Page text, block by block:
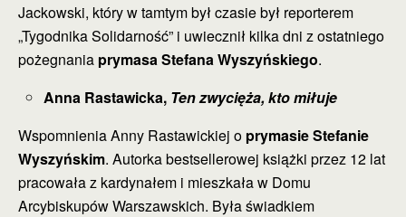
Jackowski, który w tamtym był czasie był reporterem
„Tygodnika Solidarność” i uwiecznił kilka dni z ostatniego
pożegnania prymasa Stefana Wyszyńskiego.
Anna Rastawicka, Ten zwycięża, kto miłuje
Wspomnienia Anny Rastawickiej o prymasie Stefanie
Wyszyńskim. Autorka bestsellerowej książki przez 12 lat
pracowała z kardynałem i mieszkała w Domu
Arcybiskupów Warszawskich. Była świadkiem